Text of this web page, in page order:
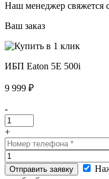
Наш менеджер свяжется
Ваш заказ
ИБП Eaton 5E 500i
9 999 ₽
-
+